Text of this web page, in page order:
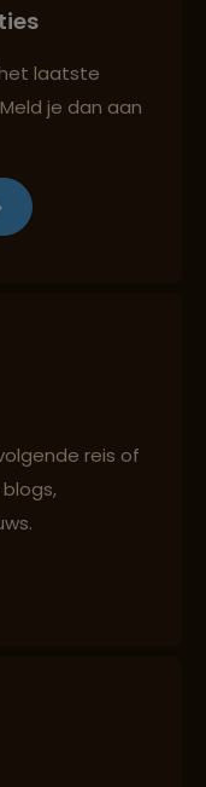
en milieu
laatste
je dan aan
reis of